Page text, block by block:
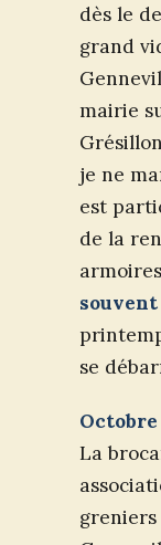
dès le
grand
mairie
je ne
est
de la
souvent
se
Octobre
La